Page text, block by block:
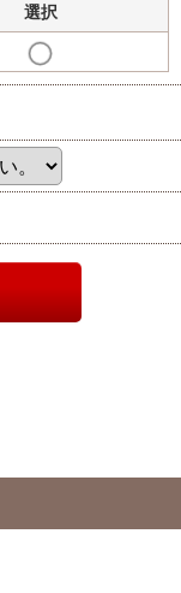
選択